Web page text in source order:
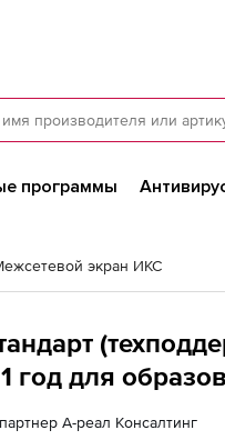
программы
экран ИКС
год для
А-реал Консалтинг